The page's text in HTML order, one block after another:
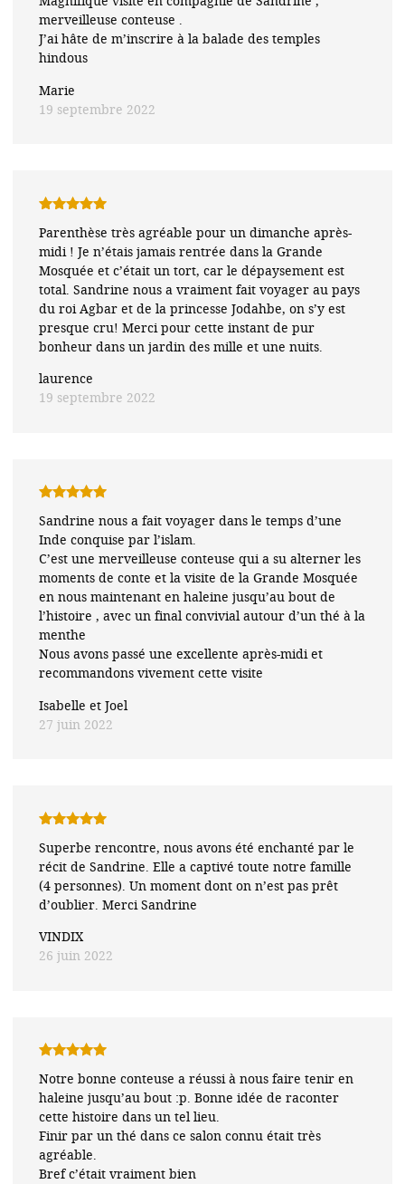
5
Marie
19 septembre 2022
merveilleuse conteuse .
J’ai hâte de m’inscrire à la balade des temples
hindous
5
laurence
19 septembre 2022
Parenthèse très agréable pour un dimanche après-
midi ! Je n’étais jamais rentrée dans la Grande
Mosquée et c’était un tort, car le dépaysement est
total. Sandrine nous a vraiment fait voyager au pays
du roi Agbar et de la princesse Jodahbe, on s’y est
presque cru! Merci pour cette instant de pur
bonheur dans un jardin des mille et une nuits.
5
Isabelle et Joel
27 juin 2022
Sandrine nous a fait voyager dans le temps d’une
Inde conquise par l’islam.
C’est une merveilleuse conteuse qui a su alterner les
moments de conte et la visite de la Grande Mosquée
en nous maintenant en haleine jusqu’au bout de
l’histoire , avec un final convivial autour d’un thé à la
menthe
Nous avons passé une excellente après-midi et
recommandons vivement cette visite
5
VINDIX
26 juin 2022
Superbe rencontre, nous avons été enchanté par le
récit de Sandrine. Elle a captivé toute notre famille
(4 personnes). Un moment dont on n’est pas prêt
d’oublier. Merci Sandrine
5
Notre bonne conteuse a réussi à nous faire tenir en
haleine jusqu’au bout :p. Bonne idée de raconter
cette histoire dans un tel lieu.
Finir par un thé dans ce salon connu était très
agréable.
Bref c’était vraiment bien